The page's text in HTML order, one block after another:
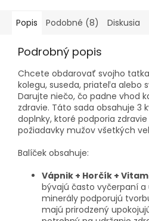
Popis Podobné (8) Diskusia
Podrobný popis
Chcete obdarovať svojho
kolegu, suseda, priateľa alebo
Darujte niečo, čo padne vhod
zdravie. Táto sada obsahuje 3
doplnky, ktoré podporia
požiadavky mužov všetkých
Balíček obsahuje:
Vápnik + Horčík +
bývajú často vyčerpaní
minerály podporujú
majú prirodzený